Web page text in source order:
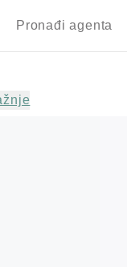
Pronađi agenta